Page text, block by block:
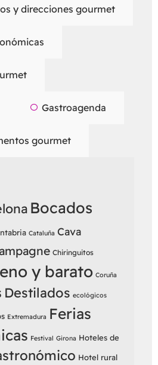
y direcciones gourmet
Gastroagenda
gourmet
Bocados
Cataluña Cava
Chiringuitos
y barato Coruña
Destilados ecológicos
Extremadura Ferias
Festival Girona Hoteles de
Hotel rural